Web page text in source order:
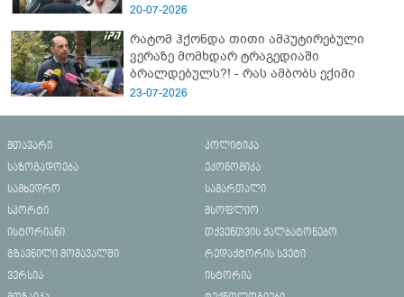
20-07-2026
რატომ ჰქონდა თითი ამპუტირებული
ვერაზე მომხდარ ტრაგედიაში
ბრალდებულს?! - რას ამბობს ექიმი
23-07-2026
მთავარი
პოლიტიკა
საზოგადოება
ეკონომიკა
სამხედრო
სამართალი
სპორტი
მსოფლიო
ისტორიანი
თქვენთვის ქალბატონებო
გზავნილი მომავალში
რედაქტორის სვეტი
ვერსია
ისტორია